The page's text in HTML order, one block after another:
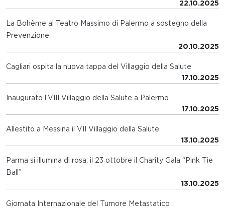
22.10.2025
La Bohème al Teatro Massimo di Palermo a sostegno della
Prevenzione
20.10.2025
Cagliari ospita la nuova tappa del Villaggio della Salute
17.10.2025
Inaugurato l’VIII Villaggio della Salute a Palermo
17.10.2025
Allestito a Messina il VII Villaggio della Salute
13.10.2025
Parma si illumina di rosa: il 23 ottobre il Charity Gala “Pink Tie
Ball”
13.10.2025
Giornata Internazionale del Tumore Metastatico